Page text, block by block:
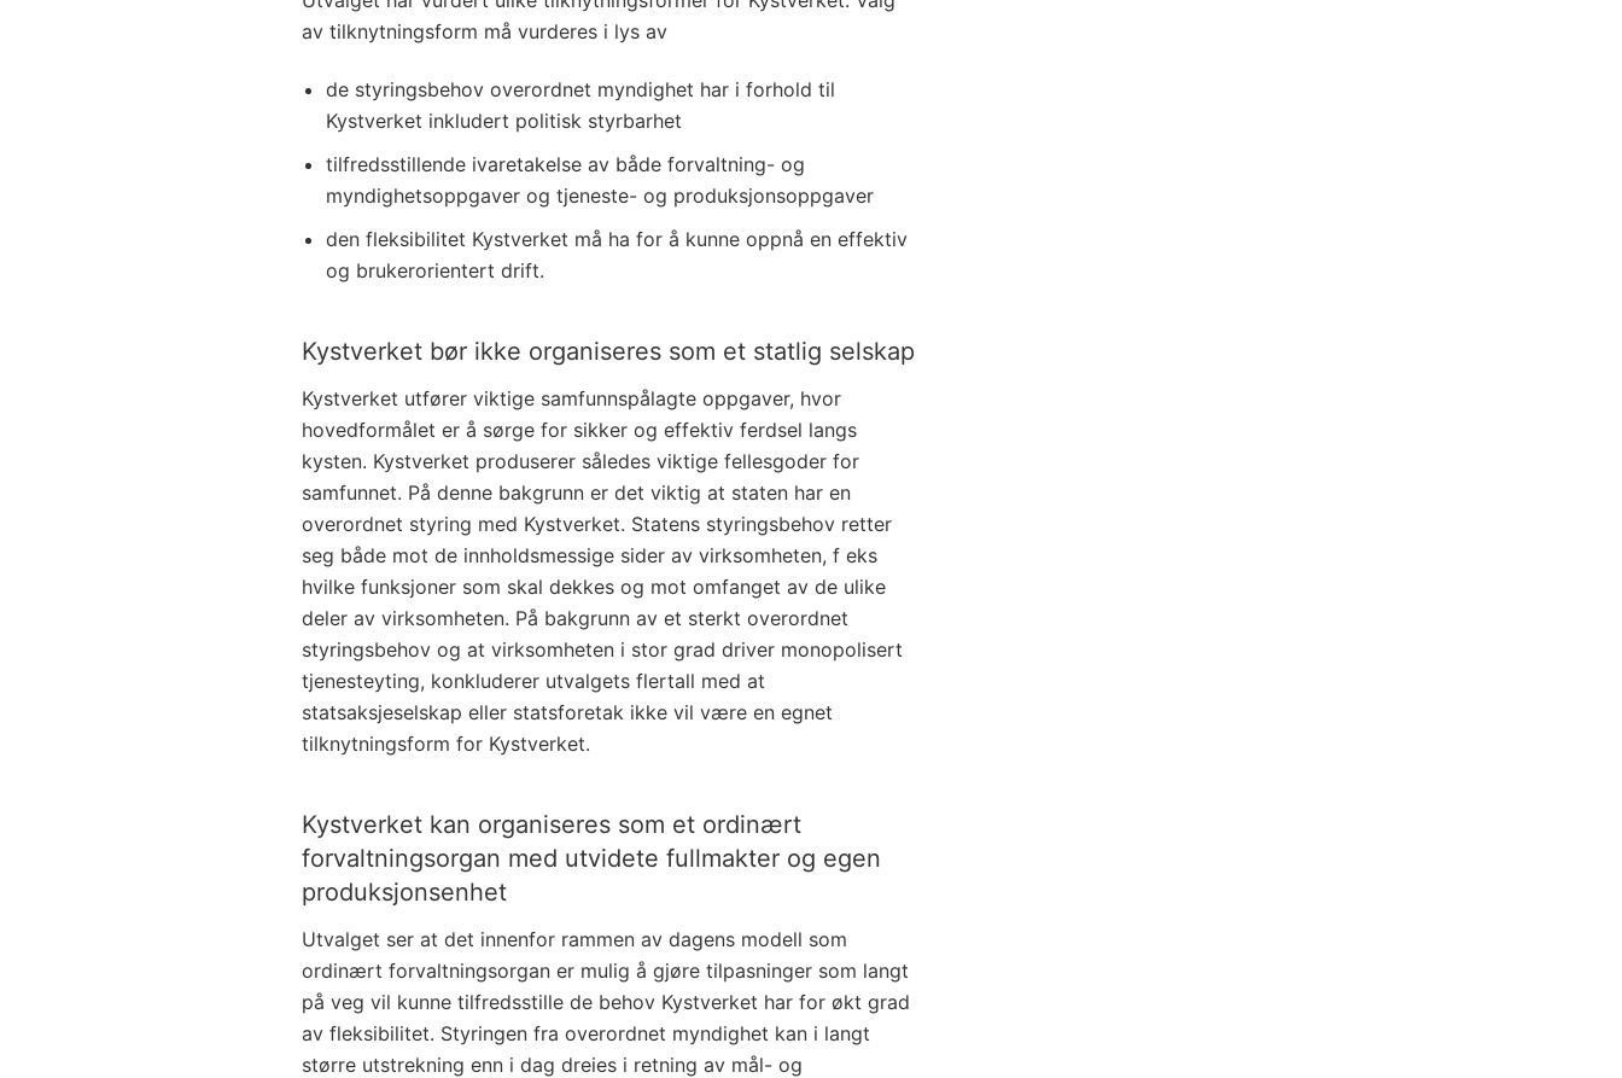
av tilknytningsform må vurderes i lys av
de styringsbehov overordnet myndighet har i forhold til
Kystverket inkludert politisk styrbarhet
tilfredsstillende ivaretakelse av både forvaltning- og
myndighetsoppgaver og tjeneste- og produksjonsoppgaver
den fleksibilitet Kystverket må ha for å kunne oppnå en effektiv
og brukerorientert drift.
Kystverket bør ikke organiseres som et statlig selskap
Kystverket utfører viktige samfunnspålagte oppgaver, hvor
hovedformålet er å sørge for sikker og effektiv ferdsel langs
kysten. Kystverket produserer således viktige fellesgoder for
samfunnet. På denne bakgrunn er det viktig at staten har en
overordnet styring med Kystverket. Statens styringsbehov retter
seg både mot de innholdsmessige sider av virksomheten, f eks
hvilke funksjoner som skal dekkes og mot omfanget av de ulike
deler av virksomheten. På bakgrunn av et sterkt overordnet
styringsbehov og at virksomheten i stor grad driver monopolisert
tjenesteyting, konkluderer utvalgets flertall med at
statsaksjeselskap eller statsforetak ikke vil være en egnet
tilknytningsform for Kystverket.
Kystverket kan organiseres som et ordinært
forvaltningsorgan med utvidete fullmakter og egen
produksjonsenhet
Utvalget ser at det innenfor rammen av dagens modell som
ordinært forvaltningsorgan er mulig å gjøre tilpasninger som langt
på veg vil kunne tilfredsstille de behov Kystverket har for økt grad
av fleksibilitet. Styringen fra overordnet myndighet kan i langt
større utstrekning enn i dag dreies i retning av mål- og